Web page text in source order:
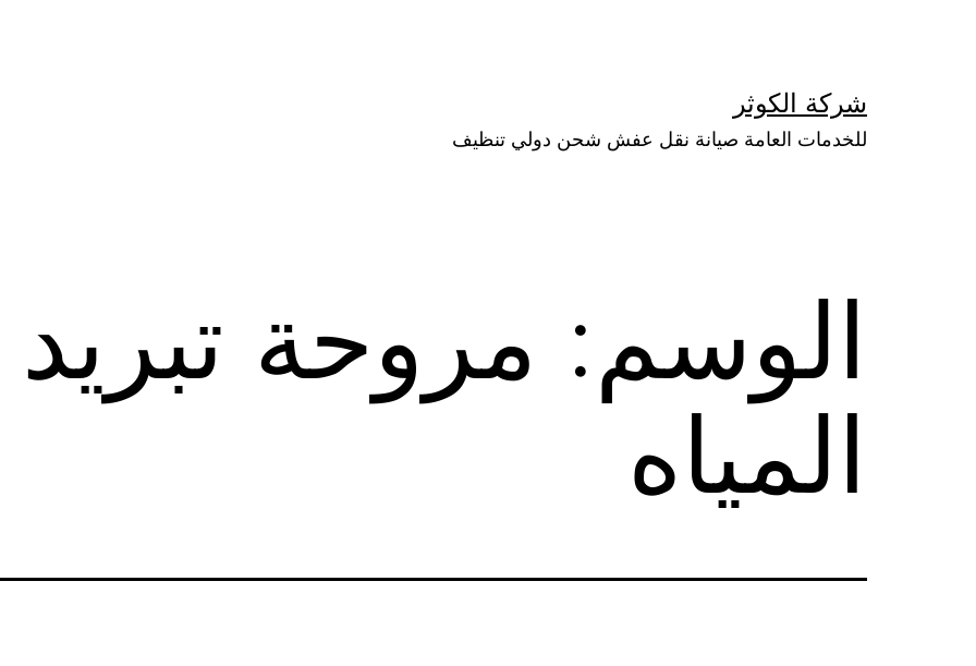
شركة الكوثر
للخدمات العامة صيانة نقل عفش شحن دولي تنظيف
الوسم: مروحة
المياه